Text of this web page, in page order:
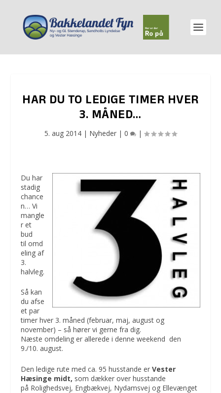
HAR DU TO LEDIGE TIMER HVER
3. MÅNED…
5. aug 2014 | Nyheder | 0 |
Du har
stadig
chance
n… Vi
mangle
r et
bud
til omd
eling af
3.
halvleg.
Så kan
du afse
et par
timer hver 3. måned (februar, maj, august og
november) – så hører vi gerne fra dig.
Næste omdeling er allerede i denne weekend den
9./10. august.
Den ledige rute med ca. 95 husstande erVester
Hæsinge midt, som dækker over husstande
på Rolighedsvej, Engbækvej, Nydamsvej og Ellevænget